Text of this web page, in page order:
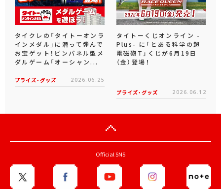
タイクレの「タイトーオンラ
インメダル」に潜って弾んで
お宝ゲット！ピンパネル型メ
ダルゲーム「オーシャン...
プライズ・グッズ 2026.06.25
タイトーくじオンライン -
Plus- に「とある科学の超
電磁砲T」くじが6月19日
（金）登場！
プライズ・グッズ 2026.06.12
Official SNS